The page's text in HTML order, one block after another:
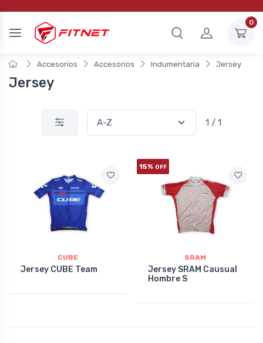
0
Accesorios Accesorios Indumentaria Jersey
Jersey
1 / 1
CUBE
Jersey CUBE Team
15% OFF
SRAM
Jersey SRAM Causual
Hombre S